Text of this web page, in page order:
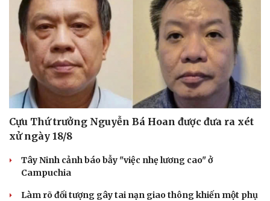
Âm nhạc
Di sản
Sao Việt
Cựu Thứ trưởng Nguyễn Bá Hoan được đưa ra xét
xử ngày 18/8
Tây Ninh cảnh báo bẫy "việc nhẹ lương cao" ở
Campuchia
Làm rõ đối tượng gây tai nạn giao thông khiến một phụ